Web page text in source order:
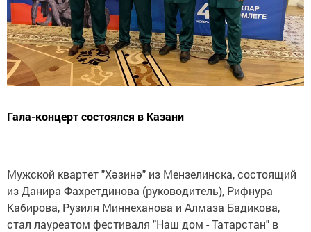
Гала-концерт состоялся в Казани
Мужской квартет "Хәзинә" из Мензелинска, состоящий
из Данира Фахретдинова (руководитель), Рифнура
Кабирова, Рузиля Миннеханова и Алмаза Бадикова,
стал лауреатом фестиваля "Наш дом - Татарстан" в